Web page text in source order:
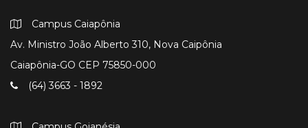
Campus Caiapônia
Av. Ministro João Alberto 310, Nova Caipônia
Caiapônia-GO CEP 75850-000
(64) 3663 - 1892